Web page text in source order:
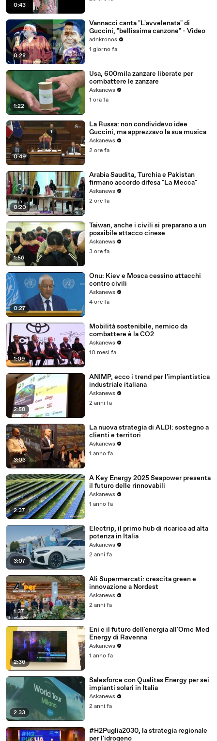
0:43
0:28
Vannacci canta "L'avvelenata" di
Guccini, "bellissima canzone" - Video
adnkronos
1 giorno fa
1:22
Usa, 600mila zanzare liberate per
combattere le zanzare
Askanews
1 ora fa
0:49
La Russa: non condividevo idee
Guccini, ma apprezzavo la sua musica
Askanews
2 ore fa
0:20
Arabia Saudita, Turchia e Pakistan
firmano accordo difesa "La Mecca"
Askanews
2 ore fa
1:56
Taiwan, anche i civili si preparano a un
possibile attacco cinese
Askanews
3 ore fa
0:27
Onu: Kiev e Mosca cessino attacchi
contro civili
Askanews
4 ore fa
1:09
Mobilità sostenibile, nemico da
combattere è la CO2
Askanews
10 mesi fa
2:58
ANIMP, ecco i trend per l'impiantistica
industriale italiana
Askanews
2 anni fa
3:03
La nuova strategia di ALDI: sostegno a
clienti e territori
Askanews
1 anno fa
2:37
A Key Energy 2025 Seapower presenta
il futuro delle rinnovabili
Askanews
1 anno fa
3:07
Electrip, il primo hub di ricarica ad alta
potenza in Italia
Askanews
2 anni fa
1:37
Alì Supermercati: crescita green e
innovazione a Nordest
Askanews
2 anni fa
2:36
Eni e il futuro dell'energia all'Omc Med
Energy di Ravenna
Askanews
1 anno fa
2:33
Salesforce con Qualitas Energy per sei
impianti solari in Italia
Askanews
2 anni fa
#H2Puglia2030, la strategia regionale
per l'idrogeno